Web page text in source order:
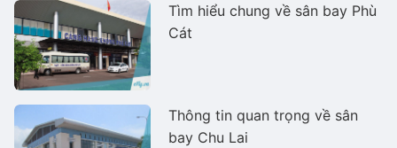
Tìm hiểu chung về sân bay Phù
Cát
Thông tin quan trọng về sân
bay Chu Lai